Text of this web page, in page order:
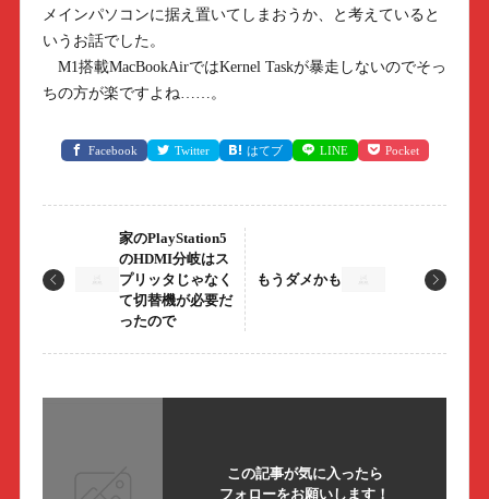
メインパソコンに据え置いてしまおうか、と考えていると
いうお話でした。
M1搭載MacBookAirではKernel Taskが暴走しないのでそっ
ちの方が楽ですよね……。
Facebook Twitter はてブ LINE Pocket
家のPlayStation5
のHDMI分岐はス
プリッタじゃなく
て切替機が必要だ
ったので
もうダメかも
この記事が気に入ったら
フォローをお願いします！